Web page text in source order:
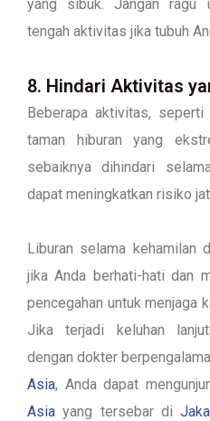
yang sibuk. Jangan ragu
tengah aktivitas jika tubuh
8. Hindari Aktivitas
Beberapa aktivitas,
taman hiburan yang
sebaiknya dihindari
dapat meningkatkan risiko
Liburan selama kehamilan
jika Anda berhati-hati dan
pencegahan untuk menjaga
Jika terjadi keluhan
dengan dokter
Asia, Anda dapat
Asia yang tersebar di